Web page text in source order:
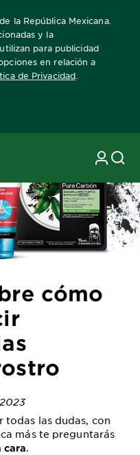
la República Mexicana.
y la
para publicidad
en relación a
de Privacidad
sobre el cuidado de la piel
cómo
todas las dudas, con
más te preguntarás
cara.